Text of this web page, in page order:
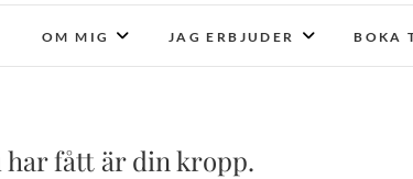
OM MIG JAG ERBJUDER BOKA
fått är din kropp.